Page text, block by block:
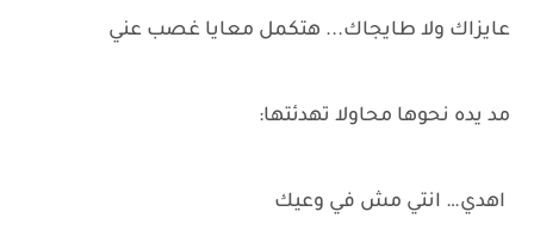
عايزاك ولا طايجاك... هتكمل معايا غصب عني
مد يده نحوها محاولا تهدئتها:
اهدي… انتي مش في وعيك